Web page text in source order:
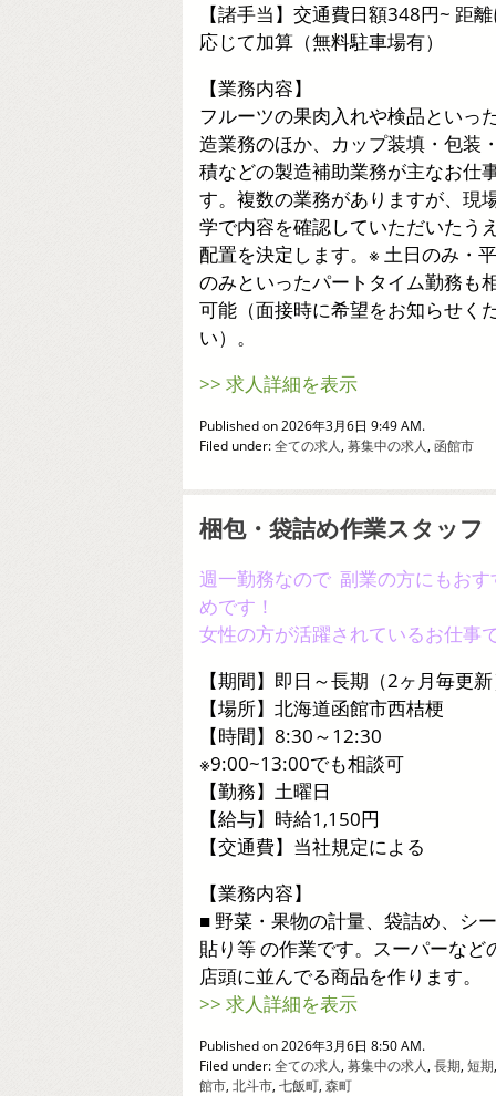
【諸手当】交通費日額348円~ 距
応じて加算（無料駐車場有）
【業務内容】
フルーツの果肉入れや検品といっ
造業務のほか、カップ装填・包装
積などの製造補助業務が主なお仕
す。複数の業務がありますが、現
学で内容を確認していただいたう
配置を決定します。※ 土日のみ・
のみといったパートタイム勤務も
可能（面接時に希望をお知らせく
い）。
>> 求人詳細を表示
Published on 2026年3月6日 9:49 AM.
Filed under:全ての求人, 募集中の求人, 函館市
梱包・袋詰め作業スタッフ
週一勤務なので 副業の方にもおす
めです！
女性の方が活躍されているお仕事
【期間】即日～長期（2ヶ月毎更
【場所】北海道函館市西桔梗
【時間】8:30～12:30
※9:00~13:00でも相談可
【勤務】土曜日
【給与】時給1,150円
【交通費】当社規定による
【業務内容】
■ 野菜・果物の計量、袋詰め、シ
貼り等 の作業です。スーパーなど
店頭に並んでる商品を作ります。
>> 求人詳細を表示
Published on 2026年3月6日 8:50 AM.
Filed under:全ての求人, 募集中の求人, 長期, 短期
館市, 北斗市, 七飯町, 森町